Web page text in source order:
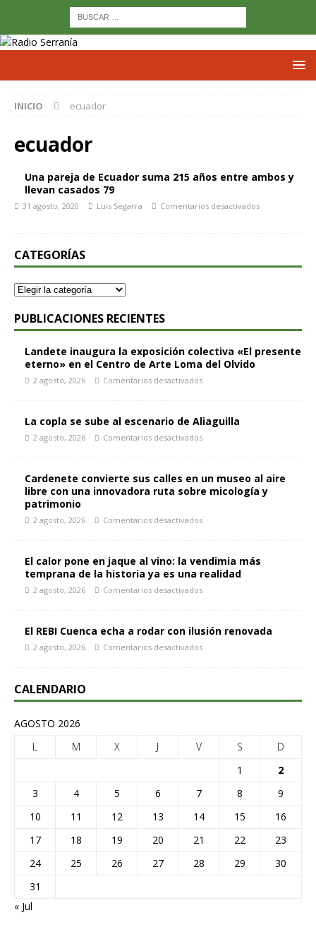
INICIO ecuador
ecuador
Una pareja de Ecuador suma 215 años entre ambos y
llevan casados 79
31 agosto, 2020 Luis Segarra Comentarios desactivados
CATEGORÍAS
PUBLICACIONES RECIENTES
Landete inaugura la exposición colectiva «El presente
eterno» en el Centro de Arte Loma del Olvido
2 agosto, 2026 Comentarios desactivados
La copla se sube al escenario de Aliaguilla
2 agosto, 2026 Comentarios desactivados
Cardenete convierte sus calles en un museo al aire
libre con una innovadora ruta sobre micología y
patrimonio
2 agosto, 2026 Comentarios desactivados
El calor pone en jaque al vino: la vendimia más
temprana de la historia ya es una realidad
2 agosto, 2026 Comentarios desactivados
El REBI Cuenca echa a rodar con ilusión renovada
2 agosto, 2026 Comentarios desactivados
CALENDARIO
AGOSTO 2026
L
M X J V S
D
1
2
3
4 5 6 7 8
9
10
11 12 13 14 15
16
17
18 19 20 21 22
23
24
25 26 27 28 29
30
31
« Jul